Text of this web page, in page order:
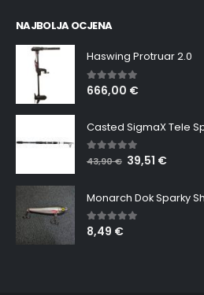
NAJBOLJA OCJENA
Haswing Protruar 2.0
5.00 out of 5
666,00 €
Casted SigmaX Tele
5.00out of 5
43,90€ 39,51 €
Monarch Dok Sparky
5.00 out of 5
8,49 €